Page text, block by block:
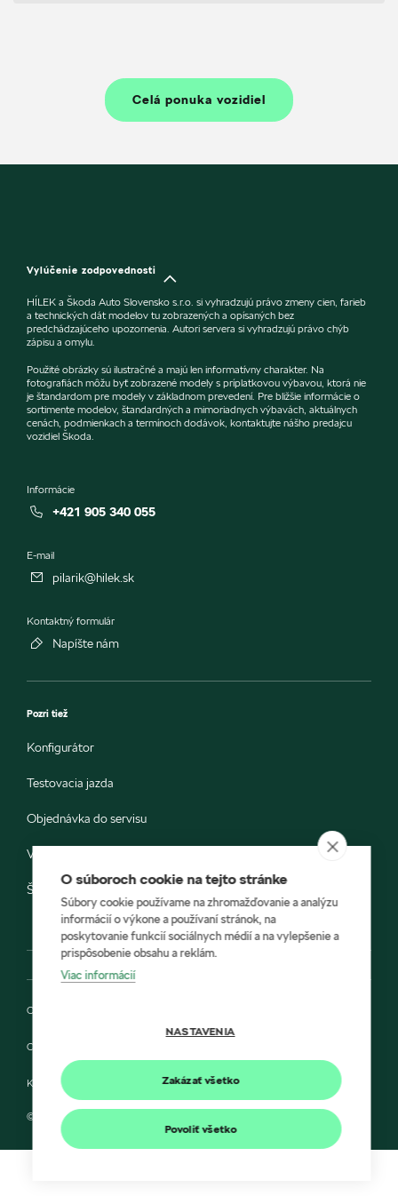
Celá ponuka vozidiel
Vylúčenie zodpovednosti
HÍLEK a Škoda Auto Slovensko s.r.o. si vyhradzujú právo zmeny cien, farieb
a technických dát modelov tu zobrazených a opísaných bez
predchádzajúceho upozornenia. Autori servera si vyhradzujú právo chýb
zápisu a omylu.
Použité obrázky sú ilustračné a majú len informatívny charakter. Na
fotografiách môžu byť zobrazené modely s príplatkovou výbavou, ktorá nie
je štandardom pre modely v základnom prevedení. Pre bližšie informácie o
sortimente modelov, štandardných a mimoriadnych výbavách, aktuálnych
cenách, podmienkach a termínoch dodávok, kontaktujte nášho predajcu
vozidiel Škoda.
Informácie
+421 905 340 055
E-mail
pilarik@hilek.sk
Kontaktný formulár
Napíšte nám
Pozri tiež
Konfigurátor
Testovacia jazda
Objednávka do servisu
Vozidlá ihneď k odberu
Škoda E-shop
Ochrana osobných údajov
Cookies
Kontakt
© 2022 HÍLEK a Škoda Auto Slovensko s.r.o.
O súboroch cookie na tejto stránke
Súbory cookie používame na zhromažďovanie a analýzu
informácií o výkone a používaní stránok, na
poskytovanie funkcií sociálnych médií a na vylepšenie a
prispôsobenie obsahu a reklám.
Viac informácií
NASTAVENIA
Zakázať všetko
Povoliť všetko